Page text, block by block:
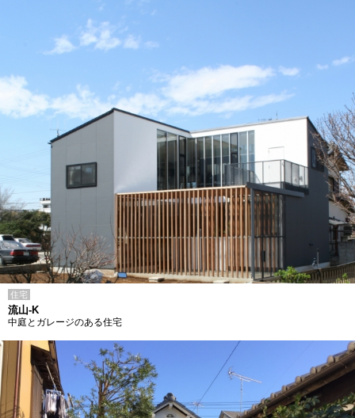
住宅
流山-K
中庭とガレージのある住宅